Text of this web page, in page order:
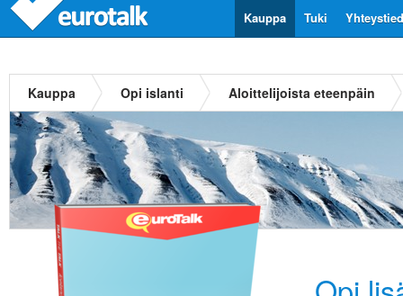
Tuki
Kauppa
Kauppa Opi islanti Aloittelijoista eteenpäin